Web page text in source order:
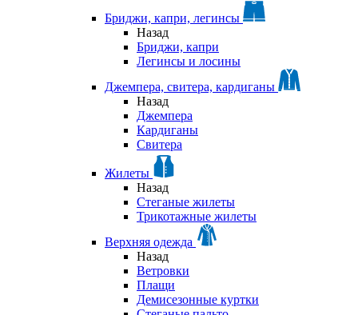
Бриджи, капри, легинсы
Назад
Бриджи, капри
Легинсы и лосины
Джемпера, свитера, кардиганы
Назад
Джемпера
Кардиганы
Свитера
Жилеты
Назад
Стеганые жилеты
Трикотажные жилеты
Верхняя одежда
Назад
Ветровки
Плащи
Демисезонные куртки